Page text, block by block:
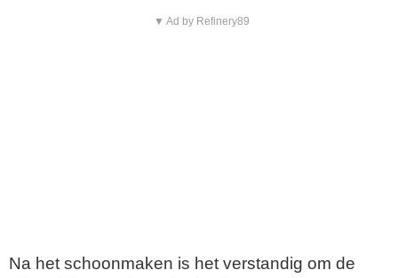
▼ Ad by Refinery89
Na het schoonmaken is het verstandig om de